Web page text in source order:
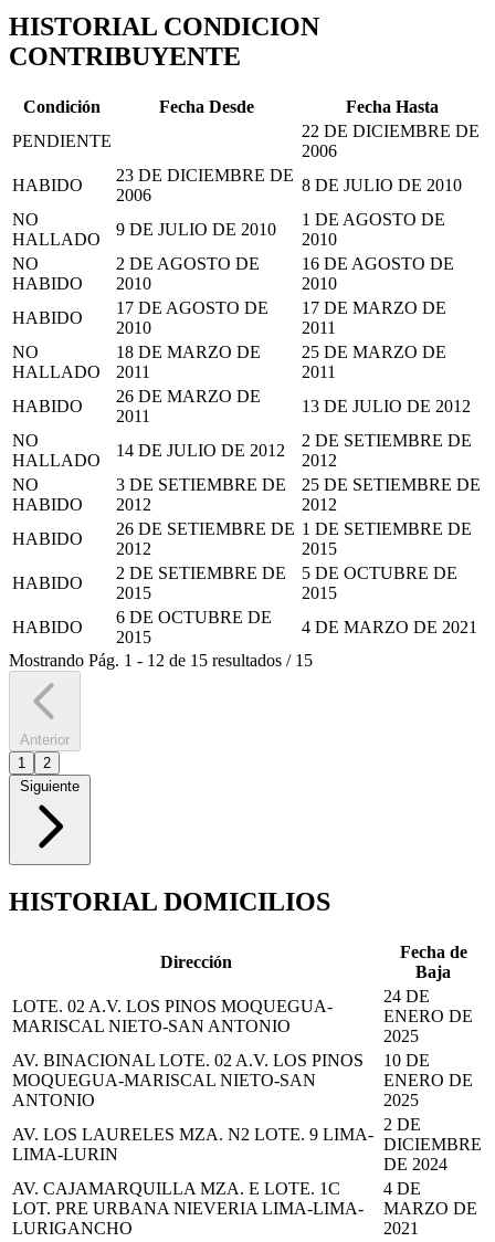
HISTORIAL CONDICION
CONTRIBUYENTE
Condición Fecha Desde
Fecha Hasta
PENDIENTE
22 DE DICIEMBRE DE
2006
HABIDO
23 DE DICIEMBRE DE
2006
8 DE JULIO DE 2010
NO
HALLADO
9 DE JULIO DE 2010
1 DE AGOSTO DE
2010
NO
HABIDO
2 DE AGOSTO DE
2010
16 DE AGOSTO DE
2010
HABIDO
17 DE AGOSTO DE
2010
17 DE MARZO DE
2011
NO
HALLADO
18 DE MARZO DE
2011
25 DE MARZO DE
2011
HABIDO
26 DE MARZO DE
2011
13 DE JULIO DE 2012
NO
HALLADO
14 DE JULIO DE 2012
2 DE SETIEMBRE DE
2012
NO
HABIDO
3 DE SETIEMBRE DE
2012
25 DE SETIEMBRE DE
2012
HABIDO
26 DE SETIEMBRE DE
2012
1 DE SETIEMBRE DE
2015
HABIDO
2 DE SETIEMBRE DE
2015
5 DE OCTUBRE DE
2015
HABIDO
6 DE OCTUBRE DE
2015
4 DE MARZO DE 2021
Mostrando Pág. 1 - 12 de 15 resultados / 15
Anterior
1
2
Siguiente
HISTORIAL DOMICILIOS
Dirección
Fecha de
Baja
LOTE. 02 A.V. LOS PINOS MOQUEGUA-
MARISCAL NIETO-SAN ANTONIO
24 DE
ENERO DE
2025
AV. BINACIONAL LOTE. 02 A.V. LOS PINOS
MOQUEGUA-MARISCAL NIETO-SAN
ANTONIO
10 DE
ENERO DE
2025
AV. LOS LAURELES MZA. N2 LOTE. 9 LIMA-
LIMA-LURIN
2 DE
DICIEMBRE
DE 2024
AV. CAJAMARQUILLA MZA. E LOTE. 1C
LOT. PRE URBANA NIEVERIA LIMA-LIMA-
LURIGANCHO
4 DE
MARZO DE
2021